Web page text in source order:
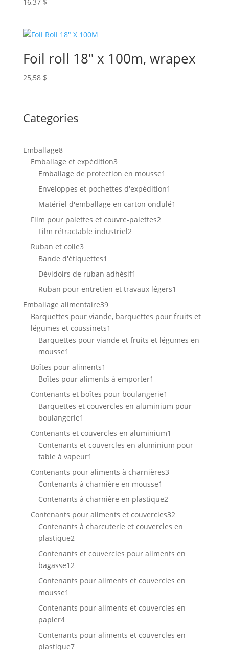
Foil roll 18″ x 100m, wrapex
25,58 $
Categories
Emballage88
produits
Emballage et expédition33
produits
Emballage de protection en mousse1
produit
Enveloppes et pochettes d'expédition1
produit
Matériel d'emballage en carton ondulé1
Film pour palettes et couvre-palettes22
Film rétractable industriel22
Ruban et colle33
produits
Bande d'étiquettes1
produit
Dévidoirs de ruban adhésif1
produit
Ruban pour entretien et travaux légers1
Emballage alimentaire3939
produits
Barquettes pour viande, barquettes pour fruits et
légumes et coussinets1
produit
Barquettes pour viande et fruits et légumes en
mousse1
produit
Boîtes pour aliments1
produit
Boîtes pour aliments à emporter1
produit
Contenants et boîtes pour boulangerie1
produit
Barquettes et couvercles en aluminium pour
boulangerie1
produit
Contenants et couvercles en aluminium1
produit
Contenants et couvercles en aluminium pour
table à vapeur1
produit
Contenants pour aliments à charnières33
Contenants à charnière en mousse1
produit
Contenants à charnière en plastique22
produits
Contenants pour aliments et couvercles3232
produits
Contenants à charcuterie et couvercles en
plastique22
produits
Contenants et couvercles pour aliments en
bagasse1212
produits
Contenants pour aliments et couvercles en
mousse1
produit
Contenants pour aliments et couvercles en
papier44
produits
Contenants pour aliments et couvercles en
plastique77